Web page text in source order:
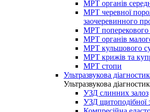
МРТ органів
МРТ черевної
заочеревинного
МРТ поперекового
МРТ органів
МРТ кульшового
МРТ крижів та
МРТ стопи
Ультразвукова
Ультразвукова
УЗД слинних залоз
УЗД щитоподібної